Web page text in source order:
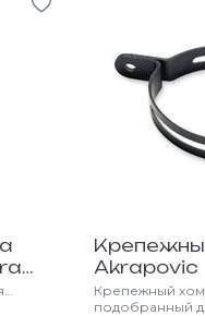
Akrapovic
Крепежный
подобранный